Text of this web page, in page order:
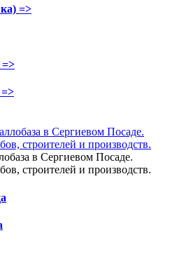
=>
=>
=>
в Сергиевом Посаде.
строителей и производств.